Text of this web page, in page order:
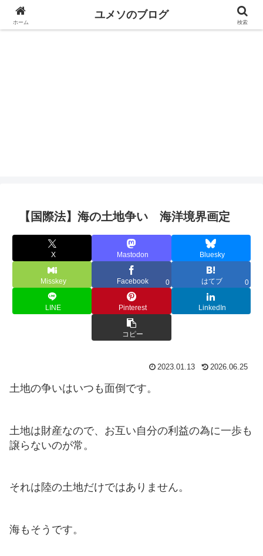
【国際法】海の土地争い 海洋境界画定
X Mastodon Bluesky
Misskey Facebook 0 はてブ 0
LINE Pinterest LinkedIn
コピー
2023.01.13 2026.06.25
土地の争いはいつも面倒です。
土地は財産なので、お互い自分の利益の為に一歩も
譲らないのが常。
それは陸の土地だけではありません。
海もそうです。
ホーム
ユメソのブログ
検索